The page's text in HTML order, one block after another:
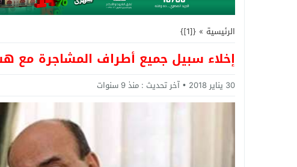
Next
الرئيسية »
{[1]}
إخلاء سبيل جميع أطراف المشاجرة مع
30 يناير 2018 آخر تحديث : منذ 9 سنوات